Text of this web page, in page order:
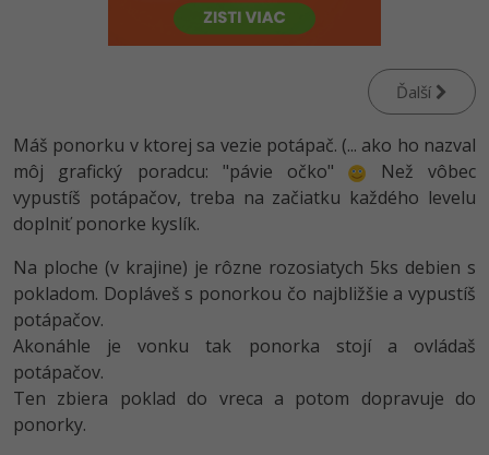
JavaScript -80%
Swift -80%
Kotlin -80%
Céčko -80%
Ďalší
Máš ponorku v ktorej sa vezie potápač. (... ako ho nazval
môj grafický poradcu: "pávie očko"
Než vôbec
vypustíš potápačov, treba na začiatku každého levelu
doplniť ponorke kyslík.
Na ploche (v krajine) je rôzne rozosiatych 5ks debien s
pokladom. Dopláveš s ponorkou čo najbližšie a vypustíš
potápačov.
Akonáhle je vonku tak ponorka stojí a ovládaš
potápačov.
Ten zbiera poklad do vreca a potom dopravuje do
ponorky.